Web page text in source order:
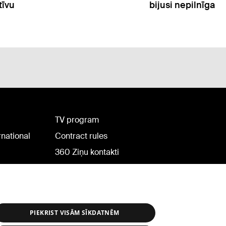
nepilnīga
TV program
Contract rules
360 Ziņu kontakti
PIEKRIST VISĀM SĪKDATNĒM